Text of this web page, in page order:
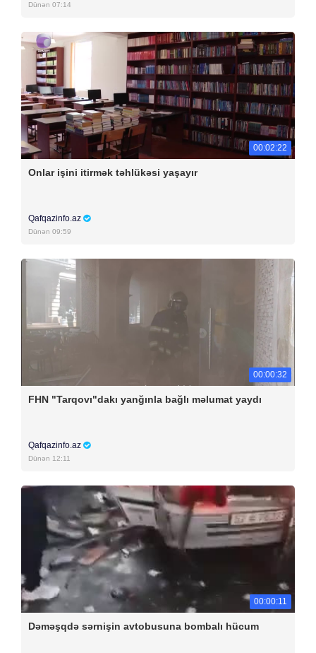
Dünən 07:14
00:02:22
Onlar işini itirmək təhlükəsi yaşayır
Qafqazinfo.az
Dünən 09:59
00:00:32
FHN "Tarqovı"dakı yanğınla bağlı məlumat yaydı
Qafqazinfo.az
Dünən 12:11
00:00:11
Dəməşqdə sərnişin avtobusuna bombalı hücum